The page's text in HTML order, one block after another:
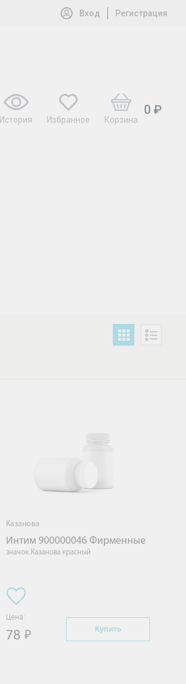
Вход Регистрация
История Избранное Корзина
0 ₽
Казанова
Интим 900000046 Фирменные
значок Казанова красный
Цена:
78 Купить